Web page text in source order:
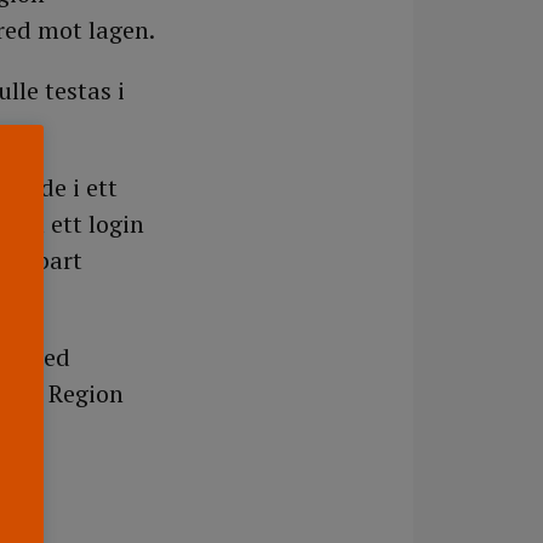
mot lagen.
testas i
i ett
via ett login
enbart
med
Region